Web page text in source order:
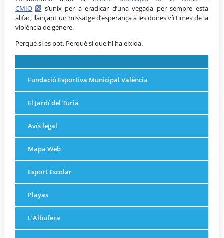
CMIO
s’unix per a eradicar d’una vegada per sempre esta
alifac, llançant un missatge d’esperança a les dones víctimes de la
violència de gènere.
Perquè sí es pot. Perquè sí que hi ha eixida.
Fundació Esportiva Municipal València
El Jardí del Turia
Avís legal
Mapa Web
Esport Escolar
Playas
L’Albufera